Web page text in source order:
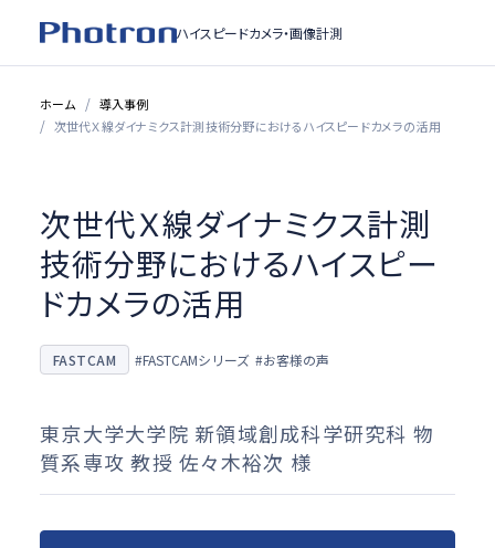
ハイスピードカメラ・画像計測
ホーム
導入事例
次世代Ｘ線ダイナミクス計測技術分野におけるハイスピードカメラの活用
次世代Ｘ線ダイナミクス計測
技術分野におけるハイスピー
ドカメラの活用
FASTCAM #FASTCAMシリーズ #お客様の声
東京大学大学院 新領域創成科学研究科 物
質系専攻 教授 佐々木裕次 様